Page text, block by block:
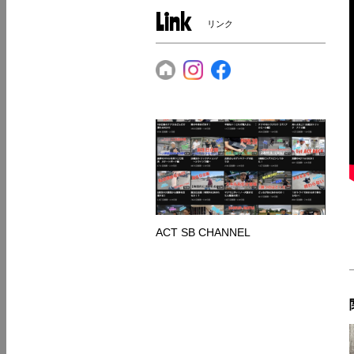
Link リンク
ACT SB CHANNEL